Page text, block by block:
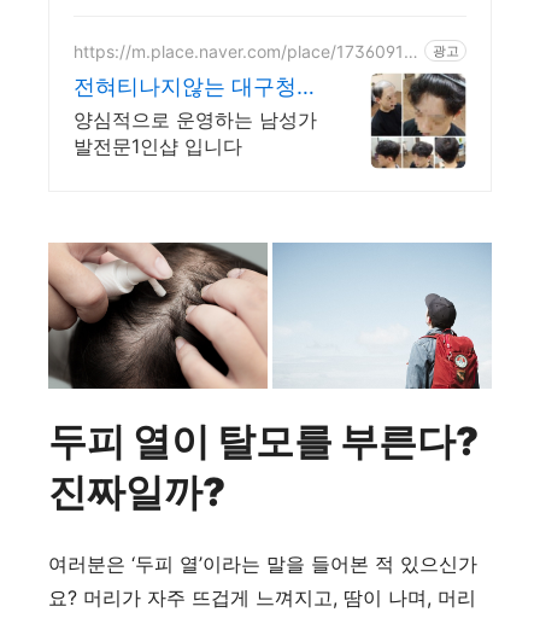
https://m.place.naver.com/place/17360914
광고
전혀티나지않는 대구청춘
가발
양심적으로 운영하는 남성가
발전문1인샵 입니다
두피 열이 탈모를 부른다?
진짜일까?
여러분은 ‘두피 열’이라는 말을 들어본 적 있으신가
요? 머리가 자주 뜨겁게 느껴지고, 땀이 나며, 머리